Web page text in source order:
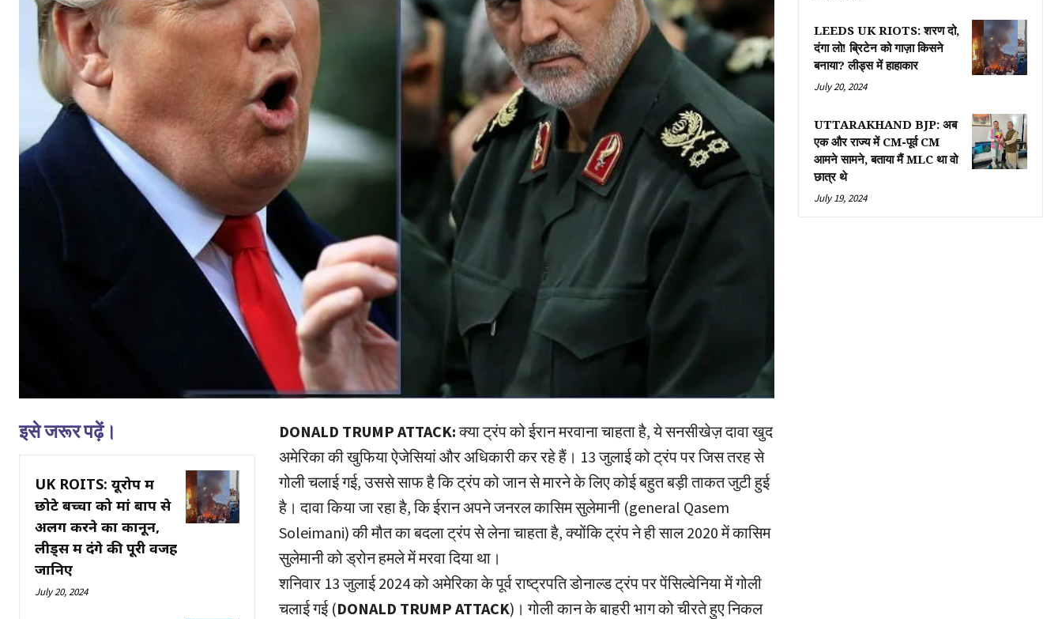
इसे जरूर पढ़ें।
UK ROITS: यूरोप में
छोटे बच्चों को मां बाप से
अलग करने का कानून,
लीड्स में दंगे की पूरी वजह
जानिए
July 20, 2024
DONALD TRUMP ATTACK:क्या ट्रंप को ईरान मरवाना चाहता है, ये सनसीखेज़ दावा खुद
अमेरिका की खुफिया ऐजेसियां और अधिकारी कर रहे हैं। 13 जुलाई को ट्रंप पर जिस तरह से
गोली चलाई गई, उससे साफ है कि ट्रंप को जान से मारने के लिए कोई बहुत बड़ी ताकत जुटी हुई
है। दावा किया जा रहा है, कि ईरान अपने जनरल कासिम सुलेमानी (general Qasem
Soleimani) की मौत का बदला ट्रंप से लेना चाहता है, क्योंकि ट्रंप ने ही साल 2020 में कासिम
सुलेमानी को ड्रोन हमले में मरवा दिया था।
शनिवार 13 जुलाई 2024 को अमेरिका के पूर्व राष्ट्रपति डोनाल्ड ट्रंप पर पेंसिल्वेनिया में गोली
चलाई गई (DONALD TRUMP ATTACK)। गोली कान के बाहरी भाग को चीरते हुए निकल
LEEDS UK RIOTS: शरण दो,
दंगा लो! ब्रिटेन को गाज़ा किसने
बनाया? लीड्स में हाहाकार
July 20, 2024
UTTARAKHAND BJP: अब
एक और राज्य में CM-पूर्व CM
आमने सामने, बताया मैं MLC था वो
छात्र थे
July 19, 2024